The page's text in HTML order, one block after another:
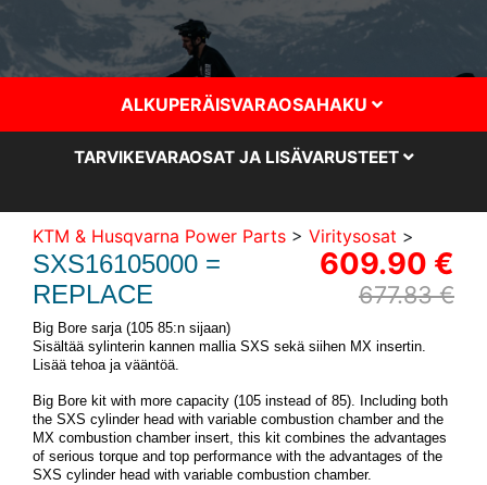
ALKUPERÄISVARAOSAHAKU
TARVIKEVARAOSAT JA LISÄVARUSTEET
KTM & Husqvarna Power Parts > Viritysosat >
609.90 €
677.83 €
SXS16105000 =
REPLACE
Big Bore sarja (105 85:n sijaan)
Sisältää sylinterin kannen mallia SXS sekä siihen MX insertin.
Lisää tehoa ja vääntöä.
Big Bore kit with more capacity (105 instead of 85). Including both
the SXS cylinder head with variable combustion chamber and the
MX combustion chamber insert, this kit combines the advantages
of serious torque and top performance with the advantages of the
SXS cylinder head with variable combustion chamber.